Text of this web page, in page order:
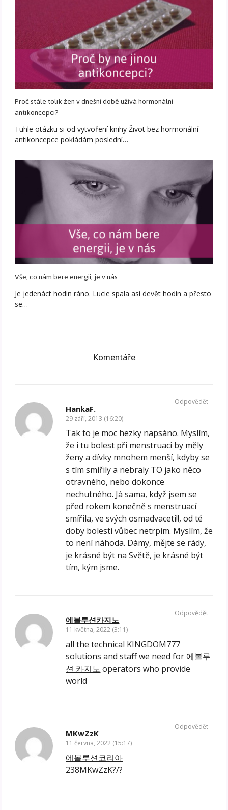
Proč stále tolik žen v dnešní době užívá hormonální
antikoncepci?
Tuhle otázku si od vytvoření knihy Život bez hormonální
antikoncepce pokládám poslední…
Vše, co nám bere energii, je v nás
Je jedenáct hodin ráno. Lucie spala asi devět hodin a přesto
se…
Komentáře
HankaF.
29 září, 2013 (16:20)
Tak to je moc hezky napsáno. Myslím,
že i tu bolest při menstruaci by měly
ženy a dívky mnohem menší, kdyby se
s tím smířily a nebraly TO jako něco
otravného, nebo dokonce
nechutného. Já sama, když jsem se
před rokem konečně s menstruací
smířila, ve svých osmadvaceti!!, od té
doby bolestí vůbec netrpím. Myslím, že
to není náhoda. Dámy, mějte se rády,
je krásné být na Světě, je krásné být
tím, kým jsme.
Odpovědět
에볼루션카지노
11 května, 2022 (3:11)
all the technical KINGDOM777
solutions and staff we need for 에볼루
션 카지노 operators who provide
world
Odpovědět
MKwZzK
11 června, 2022 (15:17)
에볼루션코리아
238MKwZzK?/?
Odpovědět